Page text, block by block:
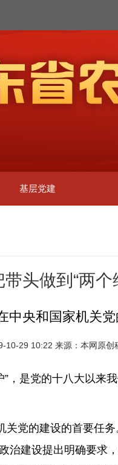
基层党建
头做到“两
中央和国家机关
10-29 10:22 来源：本网原创
是党的十八大以来
党的建设的首要任务
治建设提出明确要求